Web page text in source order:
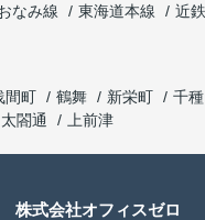
なみ線
東海道本線
近
間町 鶴舞 新栄町 千種
太閤通 上前津
株式会社オフィスゼロ